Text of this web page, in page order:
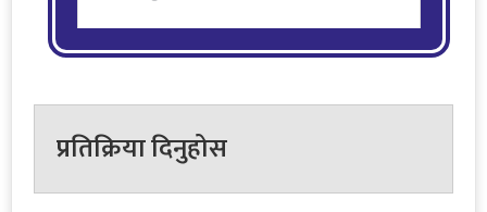
प्रतिक्रिया दिनुहोस